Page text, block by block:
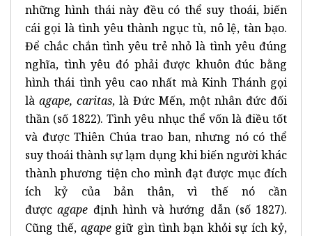
những hình thái này đều có thể suy thoái, biến
cái gọi là tình yêu thành ngục tù, nô lệ, tàn bạo.
Để chắc chắn tình yêu trẻ nhỏ là tình yêu đúng
nghĩa, tình yêu đó phải được khuôn đúc bằng
hình thái tình yêu cao nhất mà Kinh Thánh gọi
là agape, caritas, là Đức Mến, một nhân đức đối
thần (số 1822). Tình yêu nhục thể vốn là điều tốt
và được Thiên Chúa trao ban, nhưng nó có thể
suy thoái thành sự lạm dụng khi biến người khác
thành phương tiện cho mình đạt được mục đích
ích kỷ của bản thân, vì thế nó cần
đượcagape định hình và hướng dẫn (số 1827).
Cũng thế, agapegiữ gìn tình bạn khỏi sự ích kỷ,